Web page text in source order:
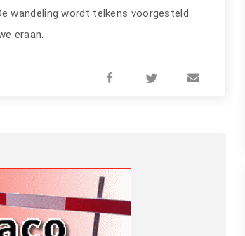
wandeling wordt telkens voorgesteld
eraan.